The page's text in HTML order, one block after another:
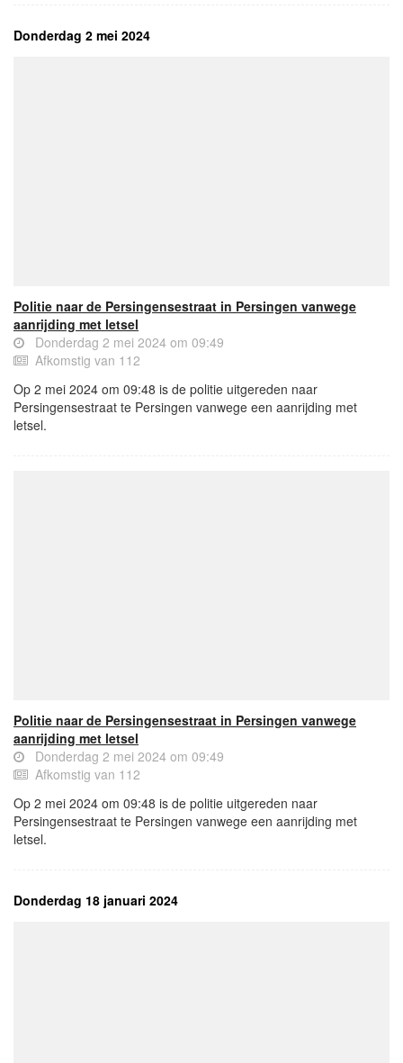
Donderdag 2 mei 2024
Politie naar de Persingensestraat in Persingen vanwege
aanrijding met letsel
Donderdag 2 mei 2024 om 09:49
Afkomstig van 112
Op 2 mei 2024 om 09:48 is de politie uitgereden naar
Persingensestraat te Persingen vanwege een aanrijding met
letsel.
Politie naar de Persingensestraat in Persingen vanwege
aanrijding met letsel
Donderdag 2 mei 2024 om 09:49
Afkomstig van 112
Op 2 mei 2024 om 09:48 is de politie uitgereden naar
Persingensestraat te Persingen vanwege een aanrijding met
letsel.
Donderdag 18 januari 2024